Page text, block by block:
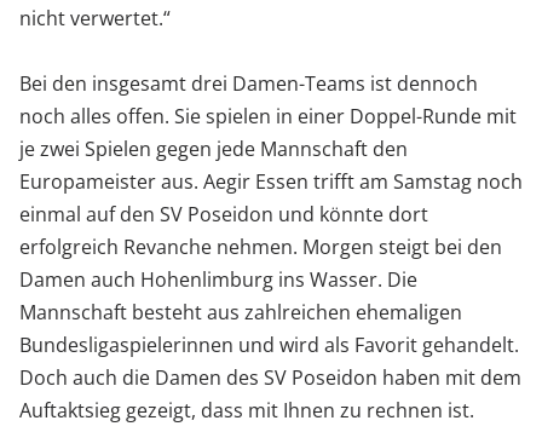
nicht verwertet.“
Bei den insgesamt drei Damen-Teams ist dennoch
noch alles offen. Sie spielen in einer Doppel-Runde mit
je zwei Spielen gegen jede Mannschaft den
Europameister aus. Aegir Essen trifft am Samstag noch
einmal auf den SV Poseidon und könnte dort
erfolgreich Revanche nehmen. Morgen steigt bei den
Damen auch Hohenlimburg ins Wasser. Die
Mannschaft besteht aus zahlreichen ehemaligen
Bundesligaspielerinnen und wird als Favorit gehandelt.
Doch auch die Damen des SV Poseidon haben mit dem
Auftaktsieg gezeigt, dass mit Ihnen zu rechnen ist.